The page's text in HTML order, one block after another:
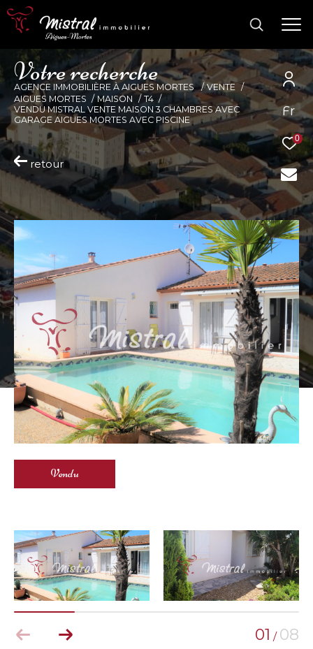
Fr
0
Votrerecherche
AGENCE IMMOBILIÈRE À AIGUES MORTES
VENTE
AIGUES MORTES
MAISON
T4
VENDU MISTRAL VENTE MAISON 3 CHAMBRES AVEC
GARAGE AIGUES MORTES AVEC PISCINE
retour
Vendu
01 / 08